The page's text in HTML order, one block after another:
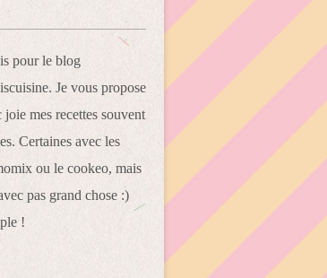
pour le blog
Je vous propose
joie mes recettes souvent
Certaines avec les
ou le cookeo, mais
pas grand chose :)
!